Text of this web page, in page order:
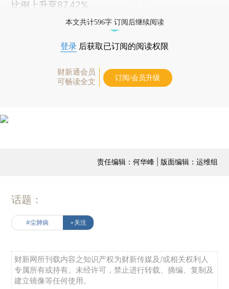
比例上升至87.42%。
本文共计596字 订阅后继续阅读
登录 后获取已订阅的阅读权限
财新通会员
可畅读全文
订阅/会员升级
责任编辑：何华峰 | 版面编辑：运维组
话题：
#尘肺病 +关注
财新网所刊载内容之知识产权为财新传媒及/或相关权利人
专属所有或持有。未经许可，禁止进行转载、摘编、复制及
建立镜像等任何使用。